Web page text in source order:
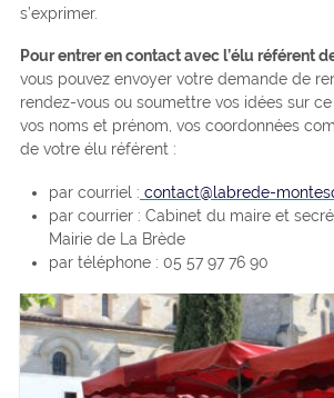
s’exprimer.
Pour entrer en contact avec l’élu référent
vous pouvez envoyer votre demande de
rendez-vous ou soumettre vos idées sur
vos noms et prénom, vos coordonnées
de votre élu référent :
par courriel : contact@labrede-
par courrier : Cabinet du maire et
Mairie de La Brède
par téléphone : 05 57 97 76 90